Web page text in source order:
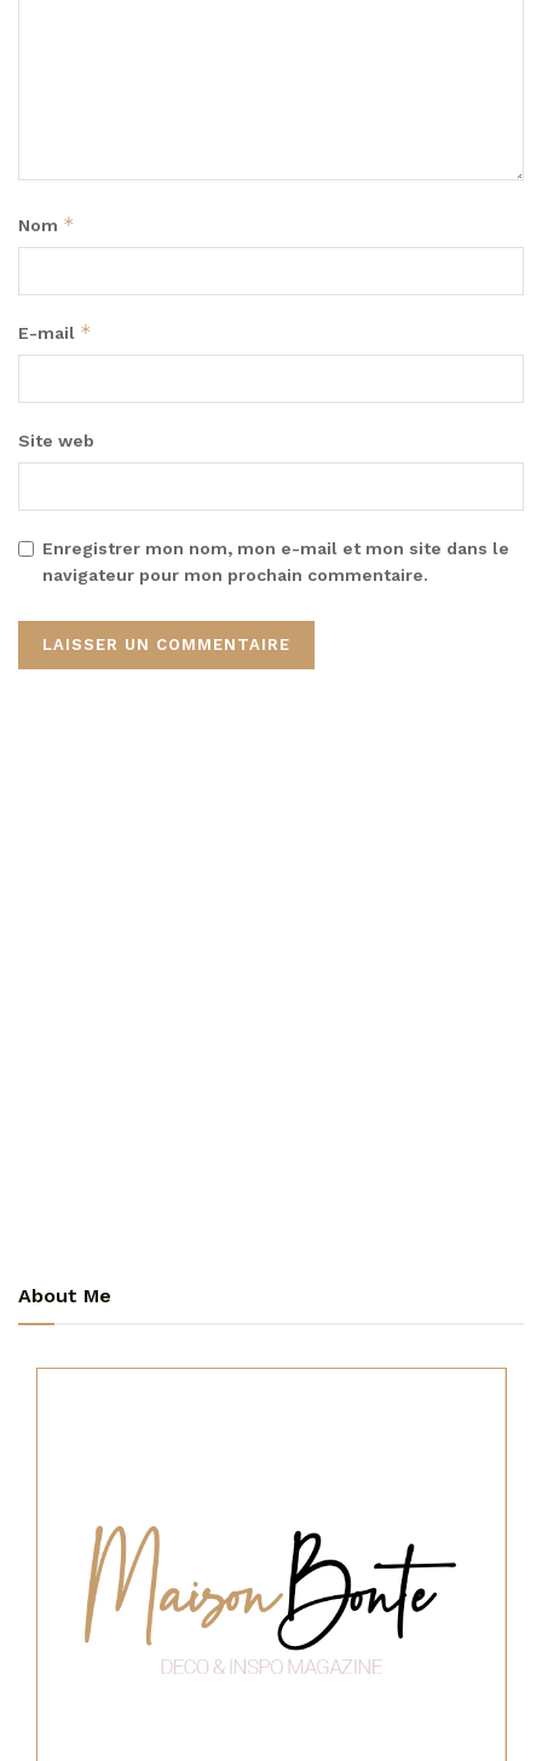
Nom *
E-mail *
Site web
Enregistrer mon nom, mon e-mail et mon site dans le
navigateur pour mon prochain commentaire.
About Me